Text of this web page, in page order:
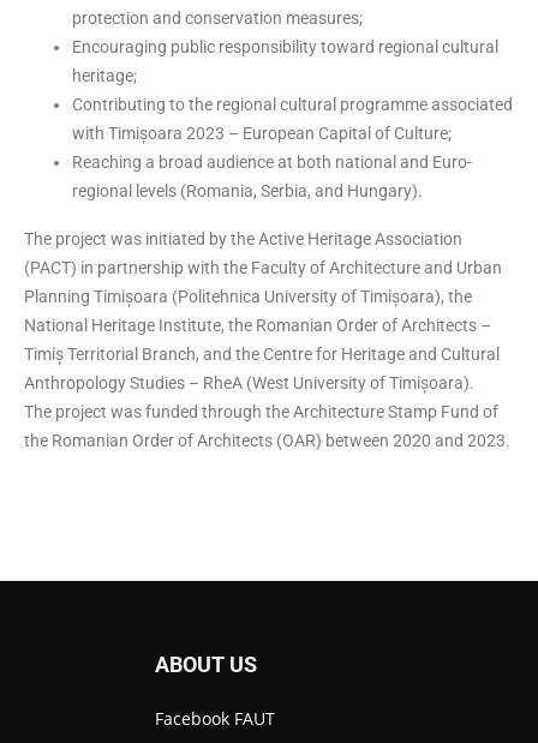
protection and conservation measures;
Encouraging public responsibility toward regional cultural
heritage;
Contributing to the regional cultural programme associated
with Timișoara 2023 – European Capital of Culture;
Reaching a broad audience at both national and Euro-
regional levels (Romania, Serbia, and Hungary).
The project was initiated by the Active Heritage Association
(PACT) in partnership with the Faculty of Architecture and Urban
Planning Timișoara (Politehnica University of Timișoara), the
National Heritage Institute, the Romanian Order of Architects –
Timiș Territorial Branch, and the Centre for Heritage and Cultural
Anthropology Studies – RheA (West University of Timișoara).
The project was funded through the Architecture Stamp Fund of
the Romanian Order of Architects (OAR) between 2020 and 2023.
ABOUT US
Facebook FAUT